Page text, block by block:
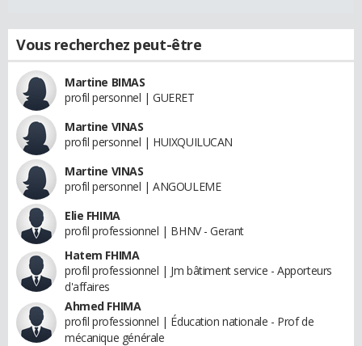
Vous recherchez peut-être
Martine BIMAS
profil personnel | GUERET
Martine VINAS
profil personnel | HUIXQUILUCAN
Martine VINAS
profil personnel | ANGOULEME
Elie FHIMA
profil professionnel | BHNV - Gerant
Hatem FHIMA
profil professionnel | Jm bâtiment service - Apporteurs
d'affaires
Ahmed FHIMA
profil professionnel | Éducation nationale - Prof de
mécanique générale